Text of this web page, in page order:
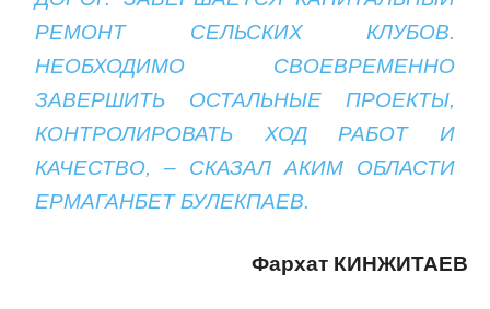
РЕМОНТ СЕЛЬСКИХ КЛУБОВ.
НЕОБХОДИМО СВОЕВРЕМЕННО
ЗАВЕРШИТЬ ОСТАЛЬНЫЕ ПРОЕКТЫ,
КОНТРОЛИРОВАТЬ ХОД РАБОТ И
КАЧЕСТВО, – СКАЗАЛ АКИМ ОБЛАСТИ
ЕРМАГАНБЕТ БУЛЕКПАЕВ.
Фархат КИНЖИТАЕВ